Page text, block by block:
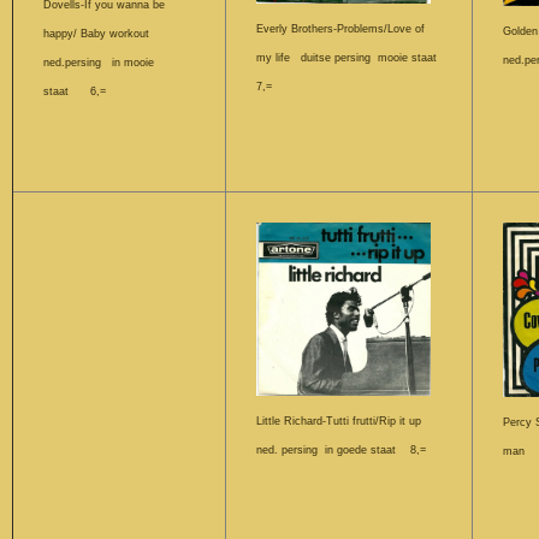
Dovells-If you wanna be
happy/ Baby workout
ned.persing in mooie
staat 6,=
Everly Brothers-Problems/Love of
my life duitse persing mooie staat
7,=
Little Richard-Tutti frutti/Rip it up
ned. persing in goede staat 8,=
Percy
man